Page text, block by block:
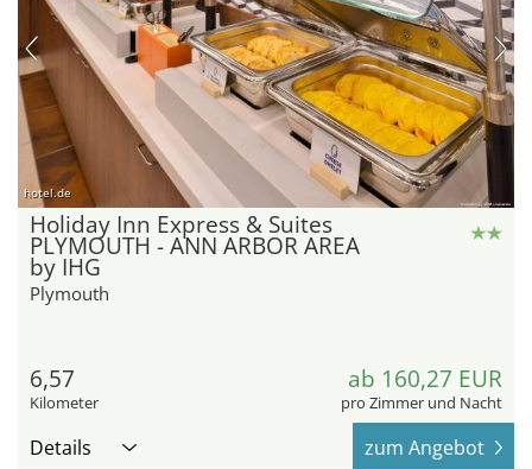
hotel.de
Holiday Inn Express & Suites
PLYMOUTH - ANN ARBOR AREA
by IHG
Plymouth
6,57
Kilometer
ab 160,27 EUR
pro Zimmer und Nacht
Details zum Angebot